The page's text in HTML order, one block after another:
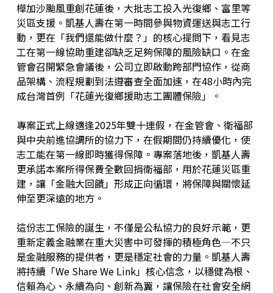
樺加沙颱風重創花蓮後，大批志工投入光復鄉、富里等
災區支援。凱基人壽在第一時間參與物資運送與志工行
動，更在「我們還能做什麼？」的核心提問下，看見志
工在第一線協助重建卻缺乏足夠保障的風險缺口。在金
管會召開緊急會議後，公司立即啟動跨部門協作，從商
品架構、流程規劃到法遵審查全面加速，在48小時內完
成台灣首例「花蓮光復鄉援助志工團體保險」。
專案正式上線適逢2025年雙十連假，在金管會、衛福部
與中央前進協調所的協力下，在假期間仍持續優化，使
志工能在第一線即時獲得保障。專案落地後，凱基人壽
更承諾本案所得保費全數回捐衛福部，用於花蓮災區重
建，讓「金融大回饋」形成正向循環，將保障與關懷延
伸至更深遠的地方。
這份志工保險的誕生，不僅是公私協力的良好示範，更
重新定義金融業在重大災害中可發揮的積極角色—不只
是金融服務的提供者，更是穩定社會的力量。凱基人壽
將持續「We Share We Link」核心信念，以穩健為根、
信賴為心、永續為向、創新為翼，讓保險在社會安全網